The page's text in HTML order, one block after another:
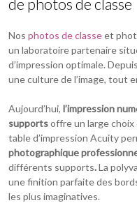
de photos de classe
Nosphotos de classeet
un laboratoire partenaire
d’impression optimale.
une culture de l’image, tout
Aujourd’hui,l’impression
supportsoffre un large
table d’impression Acuity
photographique
différents supports.La
une finition parfaite des
les plus imaginatives.